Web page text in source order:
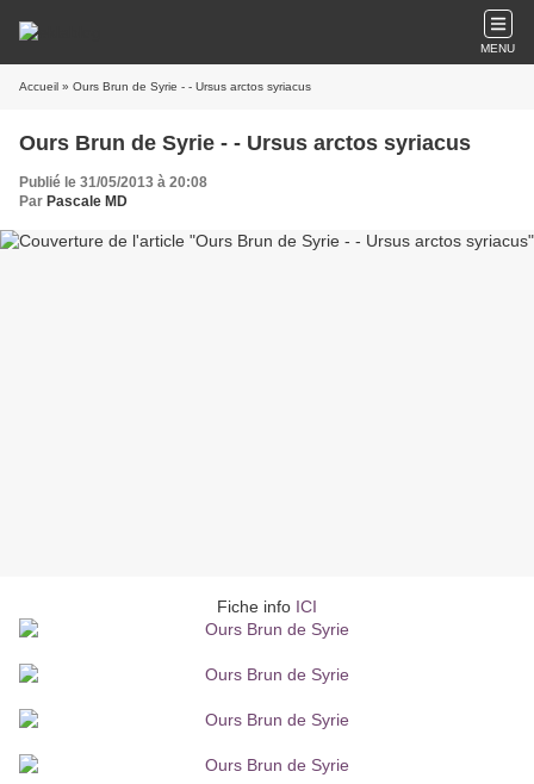
MENU
Accueil » Ours Brun de Syrie - - Ursus arctos syriacus
Ours Brun de Syrie - - Ursus arctos syriacus
Publié le 31/05/2013 à 20:08
Par Pascale MD
Fiche info ICI